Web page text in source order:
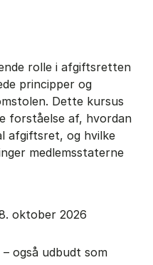
rolle i afgiftsretten
principper og
Dette kursus
forståelse af, hvordan
afgiftsret, og hvilke
medlemsstaterne
oktober 2026
også udbudt som